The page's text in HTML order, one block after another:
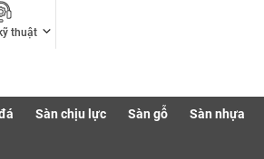
thuật
Sàn chịu lực Sàn gỗ Sàn nhựa